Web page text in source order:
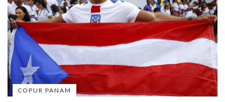
COPUR PANAM